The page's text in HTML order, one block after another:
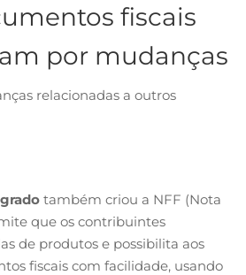
fiscais
por mudanças
relacionadas a outros
também criou a NFF (Nota
que os contribuintes
de produtos e possibilita aos
fiscais com facilidade, usando